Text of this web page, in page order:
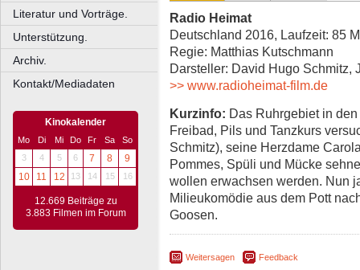
Literatur und Vorträge.
Unterstützung.
Archiv.
Kontakt/Mediadaten
Kinokalender
Mo Di Mi Do Fr Sa
So
3
4 5 6 7 8
9
10
11 12 13 14 15 16
12.669 Beiträge zu
3.883 Filmen im Forum
Radio Heimat
Deutschland 2016, Laufzeit: 85
Regie: Matthias Kutschmann
Darsteller: David Hugo Schmitz,
>> www.radioheimat-film.de
Kurzinfo: Das Ruhrgebiet in
Freibad, Pils und Tanzkurs
Schmitz), seine Herzdame
Pommes, Spüli und Mücke
wollen erwachsen werden. Nun
Milieukomödie aus dem Pott
Goosen.
Weitersagen Feedback